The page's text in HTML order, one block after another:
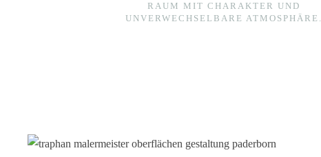
RAUM MIT CHARAKTER UND
UNVERWECHSELBARE ATMOSPHÄRE.